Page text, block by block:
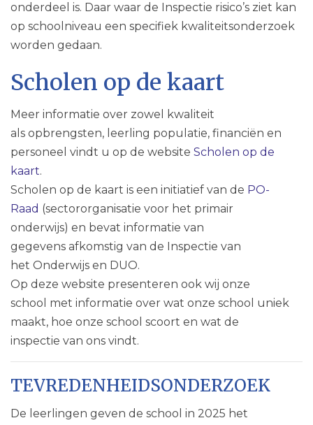
onderdeel is. Daar waar de Inspectie risico’s ziet kan
op schoolniveau een specifiek kwaliteitsonderzoek
worden gedaan.
Scholen op de kaart
Meer informatie over zowel kwaliteit
als opbrengsten, leerling populatie, financiën en
personeel vindt u op de website Scholen op de
kaart.
Scholen op de kaart is een initiatief van de PO-
Raad (sectororganisatie voor het primair
onderwijs) en bevat informatie van
gegevens afkomstig van de Inspectie van
het Onderwijs en DUO.
Op deze website presenteren ook wij onze
school met informatie over wat onze school uniek
maakt, hoe onze school scoort en wat de
inspectie van ons vindt.
​TEVREDENHEIDSONDERZOEK
De leerlingen geven de school in 2025 het